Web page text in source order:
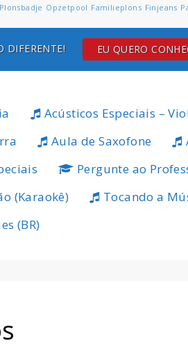
Plonsbadje Opzetpool Familieplons Finjeans
DIFERENTE! EU QUERO
Acústicos Especiais –
Aula de Saxofone
Pergunte ao
(Karaokê)
Tocando a
(BR)